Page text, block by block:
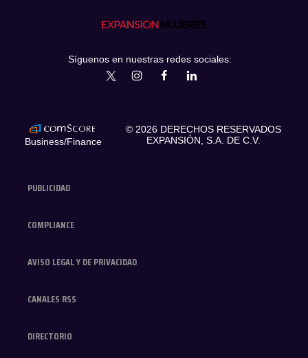
PUBLICIDAD
COMPLIANCE
AVISO LEGAL Y DE PRIVACIDAD
CANALES RSS
DIRECTORIO
Síguenos en nuestras redes sociales:
expansionmxExpansionMex
Business/Finance
© 2026 DERECHOS RESERVADOS
EXPANSIÓN, S.A. DE C.V.